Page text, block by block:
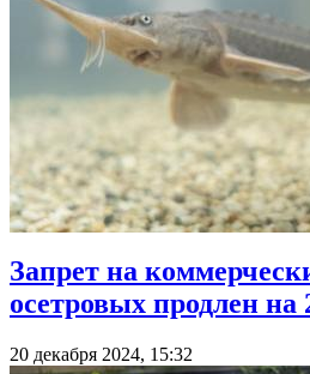
Запрет на
осетровых продлен на
20 декабря 2024, 15:32